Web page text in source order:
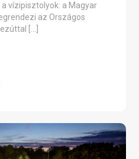
vízipisztolyok: a Magyar
az Országos
[…]